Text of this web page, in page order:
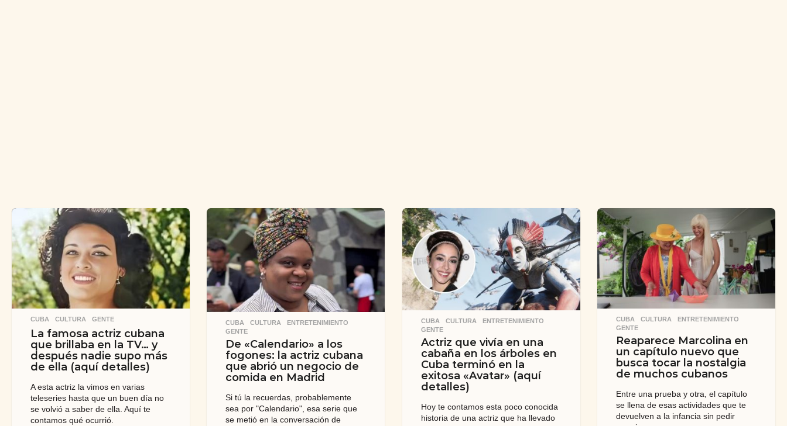
CUBA ,CULTURA ,GENTE
La famosa actriz cubana
que brillaba en la TV… y
después nadie supo más
de ella (aquí detalles)
A esta actriz la vimos en varias
teleseries hasta que un buen día no
se volvió a saber de ella. Aquí te
contamos qué ocurrió.
CUBA ,CULTURA ,ENTRETENIMIENTO
GENTE
De «Calendario» a los
fogones: la actriz cubana
que abrió un negocio de
comida en Madrid
Si tú la recuerdas, probablemente
sea por "Calendario", esa serie que
se metió en la conversación de
CUBA ,CULTURA ,ENTRETENIMIENTO
GENTE
Actriz que vivía en una
cabaña en los árboles en
Cuba terminó en la
exitosa «Avatar» (aquí
detalles)
Hoy te contamos esta poco conocida
historia de una actriz que ha llevado
CUBA ,CULTURA ,ENTRETENIMIENTO
GENTE
Reaparece Marcolina en
un capítulo nuevo que
busca tocar la nostalgia
de muchos cubanos
Entre una prueba y otra, el capítulo
se llena de esas actividades que te
devuelven a la infancia sin pedir